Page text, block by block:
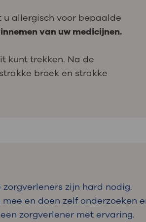
u allergisch voor bepaalde
van uw medicijnen.
kunt trekken. Na de
broek en strakke
zijn hard nodig.
en doen zelf onderzoeken
zorgverlener met ervaring.